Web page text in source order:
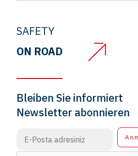
SAFETY
ON ROAD
Bleiben Sie informiert
Newsletter abonnieren